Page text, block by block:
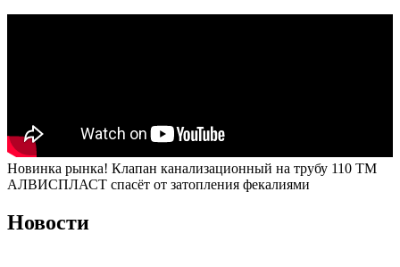
Новинка рынка! Клапан канализационный на трубу 110 ТМ
АЛВИСПЛАСТ спасёт от затопления фекалиями
Новости